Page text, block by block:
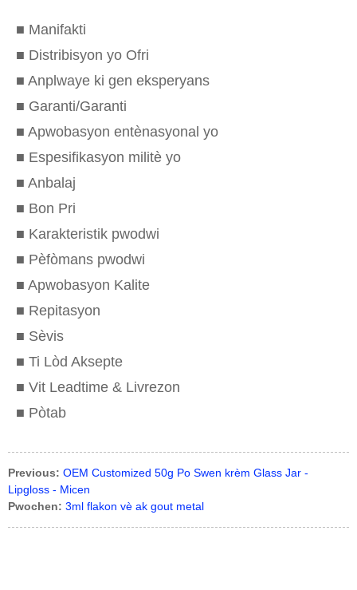
■ Manifakti
■ Distribisyon yo Ofri
■ Anplwaye ki gen eksperyans
■ Garanti/Garanti
■ Apwobasyon entènasyonal yo
■ Espesifikasyon militè yo
■ Anbalaj
■ Bon Pri
■ Karakteristik pwodwi
■ Pèfòmans pwodwi
■ Apwobasyon Kalite
■ Repitasyon
■ Sèvis
■ Ti Lòd Aksepte
■ Vit Leadtime & Livrezon
■ Pòtab
Previous: OEM Customized 50g Po Swen krèm Glass Jar -
Lipgloss - Micen
Pwochen: 3ml flakon vè ak gout metal